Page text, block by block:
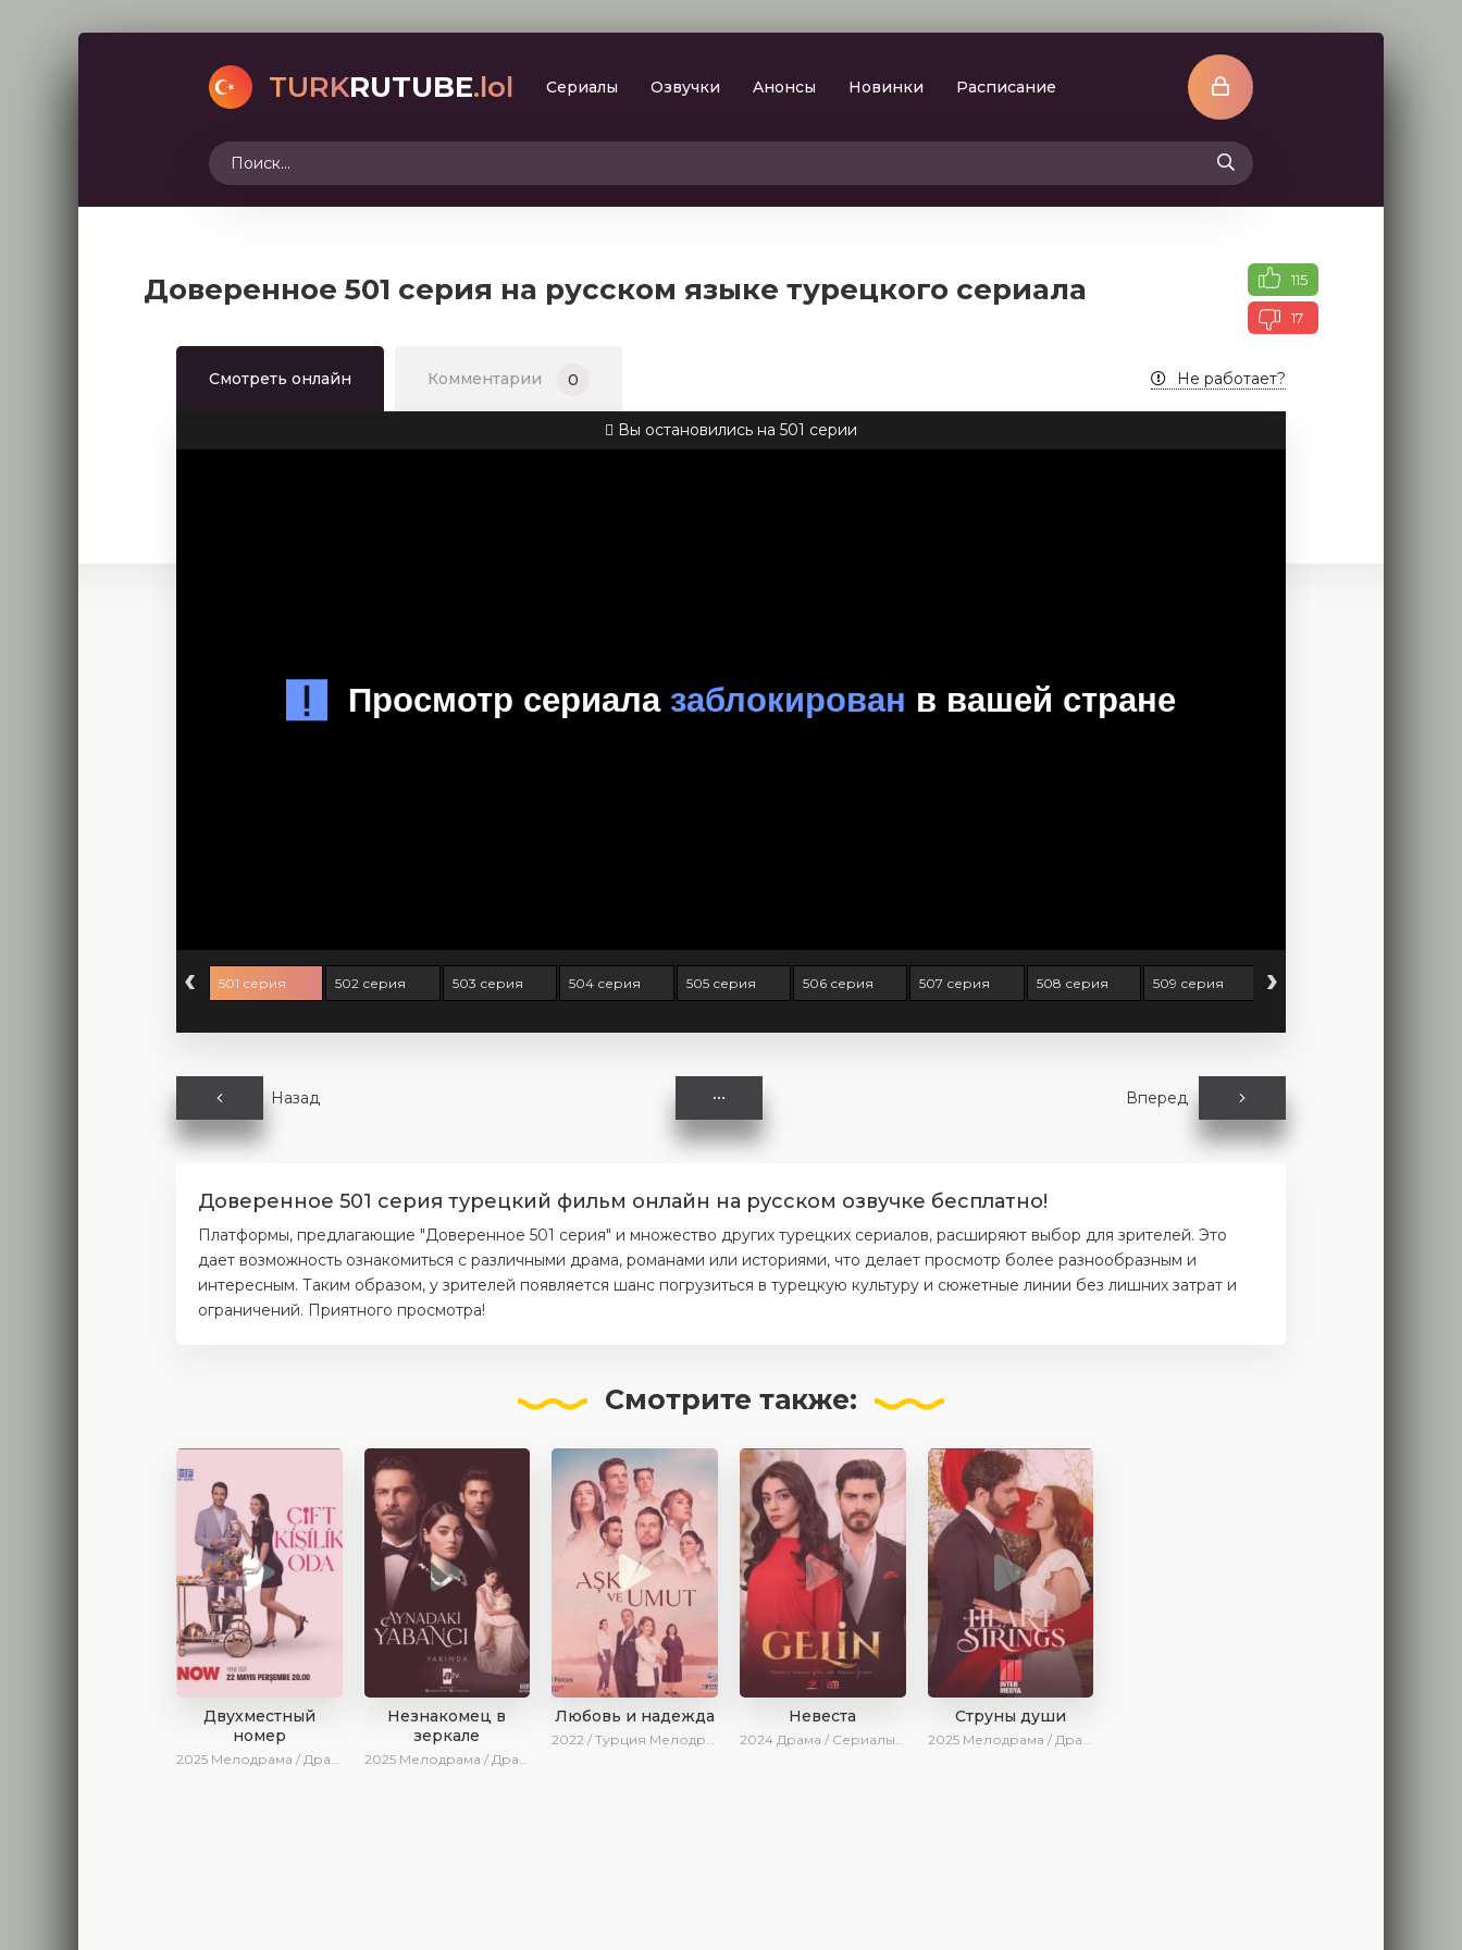
TURKRUTUBE.lol Сериалы
Детектив
Боевик
Oзвучки
AveTurk
Aнoнcы Новинки Расписание
Доверенное 501 серия на русском языке турецкого сериала 115
17
Смотреть онлайн Комментарии 0 Не работает?
Вы остановились на 501 серии
‹ 501 серия 502 серия 503 серия 504 серия 505 серия 506 серия 507 серия 508 серия 509 серия 510 серия
›
Назад Вперед
Доверенное 501 серия турецкий фильм онлайн на русском озвучке бесплатно!
Платформы, предлагающие "Доверенное 501 серия" и множество других турецких сериалов, расширяют выбор для зрителей. Это
дает возможность ознакомиться с различными драма, романами или историями, что делает просмотр более разнообразным и
интересным. Таким образом, у зрителей появляется шанс погрузиться в турецкую культуру и сюжетные линии без лишних затрат и
ограничений. Приятного просмотра!
Смотрите также:
Двухместный
номер
2025 Мелодрама / Драма / Комедия / Новинки / Сериалы 2025
Незнакомец в
зеркале
2025 Мелодрама / Драма / SesDizi / AlisaDirilis / Новинки / Сериалы 2025
Любовь и надежда
2022 / Турция Мелодрама / Драма / BeniAffet
Невеста
2024 Драма / Сериалы 2024
Струны души
2025 Мелодрама / Драма / Новинки / Сериалы 2025